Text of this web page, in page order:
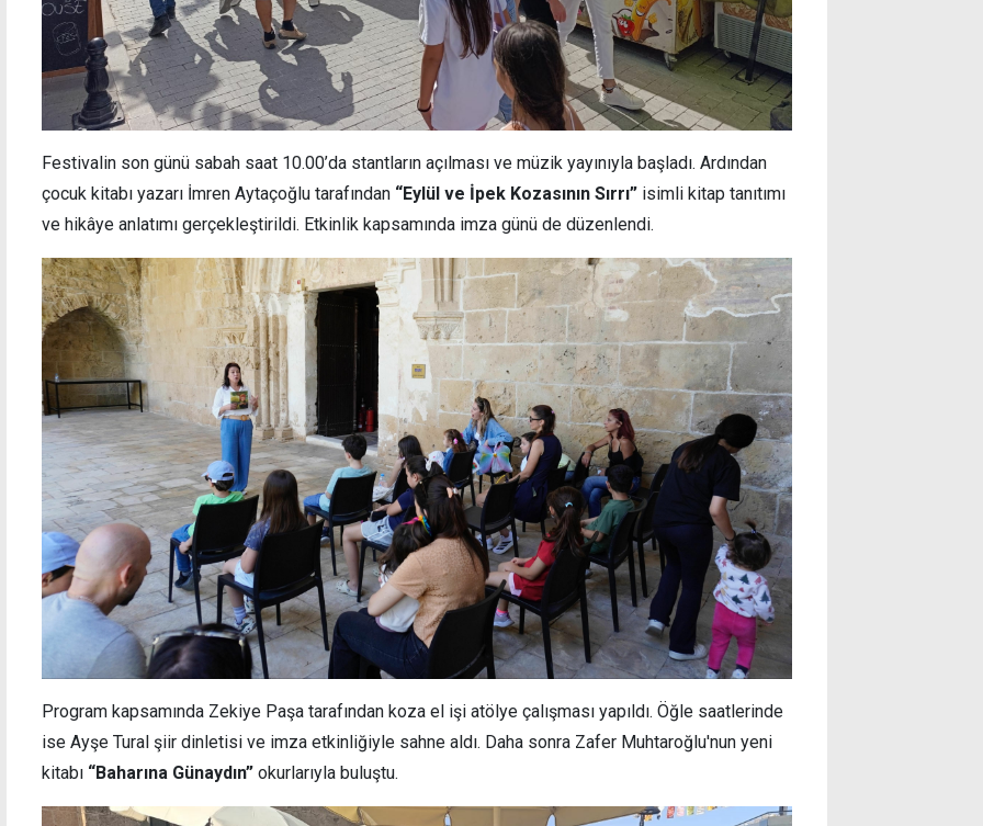
Festivalin son günü sabah saat 10.00’da stantların açılması ve müzik yayınıyla başladı. Ardından
çocuk kitabı yazarı İmren Aytaçoğlu tarafından “Eylül ve İpek Kozasının Sırrı” isimli kitap tanıtımı
ve hikâye anlatımı gerçekleştirildi. Etkinlik kapsamında imza günü de düzenlendi.
Program kapsamında Zekiye Paşa tarafından koza el işi atölye çalışması yapıldı. Öğle saatlerinde
ise Ayşe Tural şiir dinletisi ve imza etkinliğiyle sahne aldı. Daha sonra Zafer Muhtaroğlu'nun yeni
kitabı “Baharına Günaydın” okurlarıyla buluştu.